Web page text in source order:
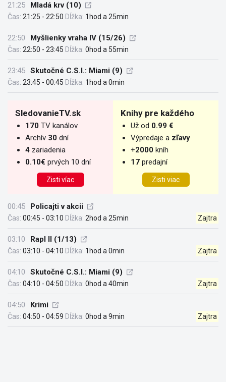
21:25 Mladá krv (10)
Čas: 21:25 - 22:50 Dĺžka: 1hod a 25min
22:50 Myšlienky vraha IV (15/26)
Čas: 22:50 - 23:45 Dĺžka: 0hod a 55min
23:45 Skutočné C.S.I.: Miami (9)
Čas: 23:45 - 00:45 Dĺžka: 1hod a 0min
SledovanieTV.sk
170 TV kanálov
Archív 30 dní
4 zariadenia
0.10€ prvých 10 dní
Zisti víac
Knihy pre každého
Už od 0.99 €
Výpredaje a zľavy
+2000 kníh
17 predajní
Zisti viac
00:45 Policajti v akcii
Čas: 00:45 - 03:10 Dĺžka: 2hod a 25min Zajtra
03:10 Rapl II (1/13)
Čas: 03:10 - 04:10 Dĺžka: 1hod a 0min Zajtra
04:10 Skutočné C.S.I.: Miami (9)
Čas: 04:10 - 04:50 Dĺžka: 0hod a 40min Zajtra
04:50 Krimi
Čas: 04:50 - 04:59 Dĺžka: 0hod a 9min Zajtra